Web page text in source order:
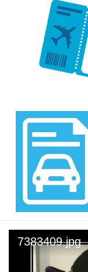
7383409.jpg